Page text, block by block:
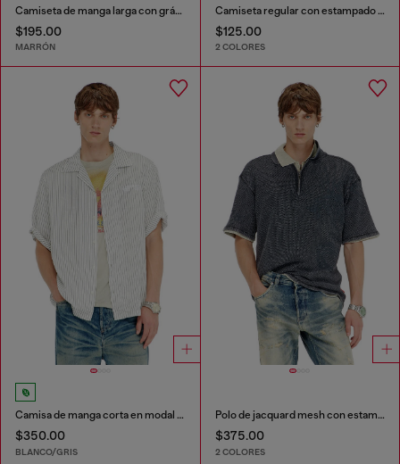
Camiseta de manga larga con gráfico de Phoenix
$195.00
MARRÓN
Camiseta regular con estampado de fénix
$125.00
2 COLORES
Camisa de manga corta en modal de rayas finas
$350.00
BLANCO/GRIS
Polo de jacquard mesh con estampado Phoenix
$375.00
2 COLORES